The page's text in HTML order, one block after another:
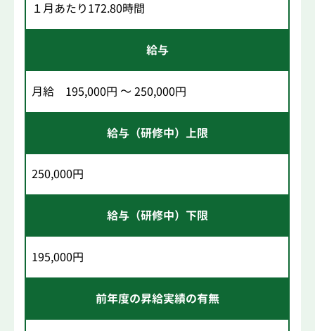
１月あたり172.80時間
給与
月給 195,000円 ～ 250,000円
給与（研修中）上限
250,000円
給与（研修中）下限
195,000円
前年度の昇給実績の有無